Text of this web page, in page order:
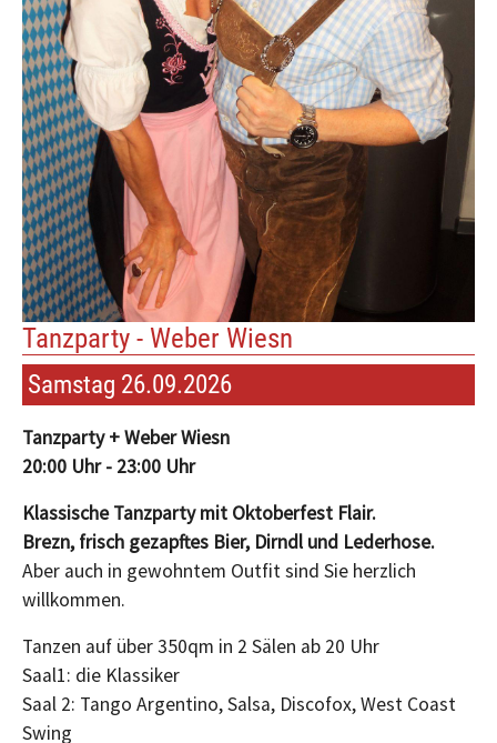
Tanzparty - Weber Wiesn
Samstag 26.09.2026
Tanzparty + Weber Wiesn
20:00 Uhr - 23:00 Uhr
Klassische Tanzparty mit Oktoberfest Flair.
Brezn, frisch gezapftes Bier, Dirndl und Lederhose.
Aber auch in gewohntem Outfit sind Sie herzlich
willkommen.
Tanzen auf über 350qm in 2 Sälen ab 20 Uhr
Saal1: die Klassiker
Saal 2: Tango Argentino, Salsa, Discofox, West Coast
Swing